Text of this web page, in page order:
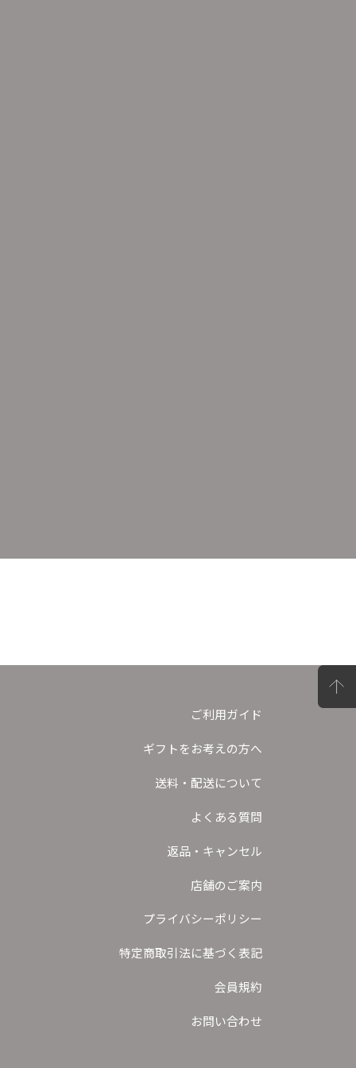
ご利用ガイド
ギフトをお考えの方へ
送料・配送について
よくある質問
返品・キャンセル
店舗のご案内
プライバシーポリシー
特定商取引法に基づく表記
会員規約
お問い合わせ